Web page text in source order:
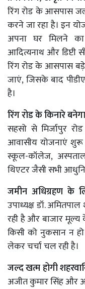
रिंग रोड के आसपास
करने जा रहा है। इन
अपना घर मिलने का
आदित्यनाथ और डिप्टी
रिंग रोड के आसपास
जाएं, जिसके बाद
है।
रिंग रोड के किनारे
सहसो से मिर्जापुर
आवासीय योजनाएं
स्कूल-कॉलेज,
थिएटर जैसी सभी
जमीन अधिग्रहण के
उपाध्यक्ष डॉ.
रही है और बाजार
किसी को नुकसान न
लेकर चर्चा चल रही है।
जल्द खत्म होगी
अजीत कुमार सिंह और